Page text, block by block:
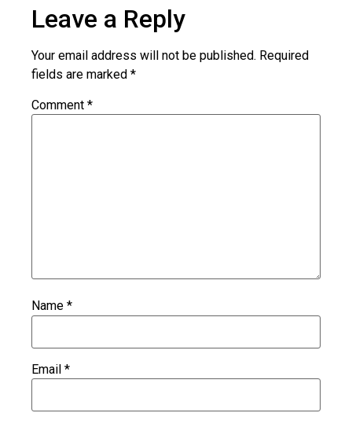
Leave a Reply
Your email address will not be published. Required
fields are marked *
Comment *
Name *
Email *